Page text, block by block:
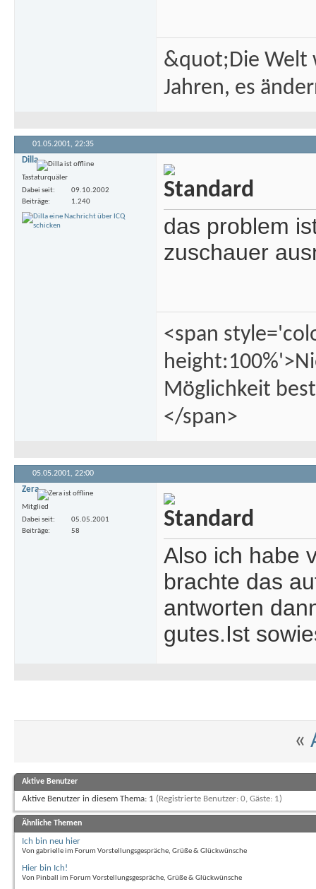
&quot;Die Welt
Jahren, es
01.05.2001, 22:35
Dilla
Tastaturquäler
Dabei seit
09.10.2002
Beiträge
1.240
das problem
zuschauer
<span
Möglichkeit
</span>
05.05.2001, 22:00
Zera
Mitglied
Dabei seit
05.05.2001
Beiträge
58
Also ich habe
brachte das
antworten
gutes.Ist
«
Aktive Benutzer
Aktive Benutzer in diesem Thema: 1 (Registrierte Benutzer: 0, Gäste: 1)
Ähnliche Themen
Ich bin neu hier
Von gabrielle im Forum Vorstellungsgespräche, Grüße & Glückwünsche
Hier bin Ich!
Von Pinball im Forum Vorstellungsgespräche, Grüße & Glückwünsche